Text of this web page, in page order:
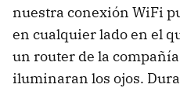
nuestra conexión WiFi
en cualquier lado en el
un router de la
iluminaran los ojos.